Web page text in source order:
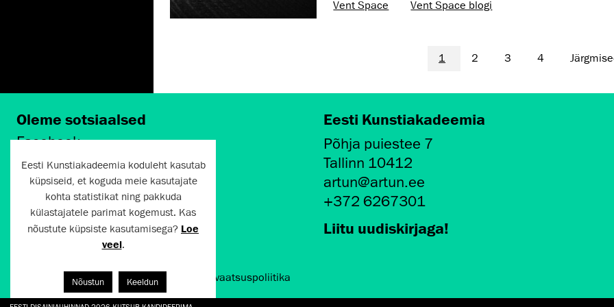
Vent Space Vent Space blogi
1 2 3 4
Oleme sotsiaalsed
Facebook
Twitter
LinkedIn
Flickr
Vimeo
YouTube
Eesti Kunstiakadeemia
Põhja puiestee 7
Tallinn 10412
artun@artun.ee
+372 6267301
Liitu uudiskirjaga!
Artun.ee 2024 Kasutustingimused ja privaatsuspoliitika
Eesti Kunstiakadeemia koduleht kasutab
küpsiseid, et koguda meie kasutajate
kohta statistikat ning pakkuda
külastajatele parimat kogemust. Kas
nõustute küpsiste kasutamisega? Loe
veel.
Nõustun Keeldun